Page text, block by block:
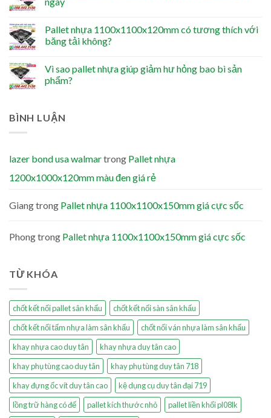
Pallet nhựa 1100x1100x120mm có tương thích với
băng tải không?
Vì sao pallet nhựa giúp giảm hư hỏng bao bì sản
phẩm?
BÌNH LUẬN
lazer bond usa walmartrong Pallet nhựa
1200x1000x120mm màu đen giá rẻ
Giangtrong Pallet nhựa 1100x1100x150mm giá cực sốc
Phongtrong Pallet nhựa 1100x1100x150mm giá cực sốc
TỪ KHÓA
chốt kết nối pallet sân khấu
chốt kết nối sàn sân khấu
chốt kết nối tấm nhựa làm sân khấu
chốt nối ván nhựa làm sân khấu
khay nhựa cao duy tân
khay nhựa duy tân cao
khay phụ tùng cao duy tân
khay phụ tùng duy tân 718
khay đựng ốc vít duy tân cao
kệ dụng cụ duy tân đại 719
lồng trữ hàng có đế
pallet kích thước nhỏ
pallet liền khối pl08lk